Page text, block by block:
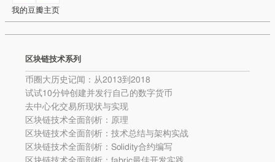
我的豆瓣主页
区块链技术系列
币圈大历史记闻：从2013到2018
试试10分钟创建并发行自己的数字货币
去中心化交易所现状与实现
区块链技术全面剖析：原理
区块链技术全面剖析：技术总结与架构实战
区块链技术全面剖析：Solidity合约编写